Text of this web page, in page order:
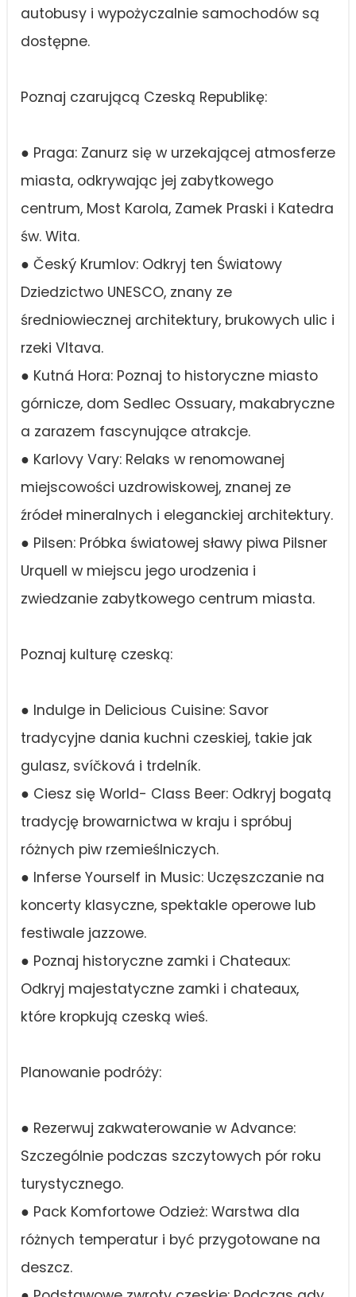
autobusy i wypożyczalnie samochodów są
dostępne.
Poznaj czarującą Czeską Republikę:
● Praga: Zanurz się w urzekającej atmosferze
miasta, odkrywając jej zabytkowego
centrum, Most Karola, Zamek Praski i Katedra
św. Wita.
● Český Krumlov: Odkryj ten Światowy
Dziedzictwo UNESCO, znany ze
średniowiecznej architektury, brukowych ulic i
rzeki Vltava.
● Kutná Hora: Poznaj to historyczne miasto
górnicze, dom Sedlec Ossuary, makabryczne
a zarazem fascynujące atrakcje.
● Karlovy Vary: Relaks w renomowanej
miejscowości uzdrowiskowej, znanej ze
źródeł mineralnych i eleganckiej architektury.
● Pilsen: Próbka światowej sławy piwa Pilsner
Urquell w miejscu jego urodzenia i
zwiedzanie zabytkowego centrum miasta.
Poznaj kulturę czeską:
● Indulge in Delicious Cuisine: Savor
tradycyjne dania kuchni czeskiej, takie jak
gulasz, svíčková i trdelník.
● Ciesz się World- Class Beer: Odkryj bogatą
tradycję browarnictwa w kraju i spróbuj
różnych piw rzemieślniczych.
● Inferse Yourself in Music: Uczęszczanie na
koncerty klasyczne, spektakle operowe lub
festiwale jazzowe.
● Poznaj historyczne zamki i Chateaux:
Odkryj majestatyczne zamki i chateaux,
które kropkują czeską wieś.
Planowanie podróży:
● Rezerwuj zakwaterowanie w Advance:
Szczególnie podczas szczytowych pór roku
turystycznego.
● Pack Komfortowe Odzież: Warstwa dla
różnych temperatur i być przygotowane na
deszcz.